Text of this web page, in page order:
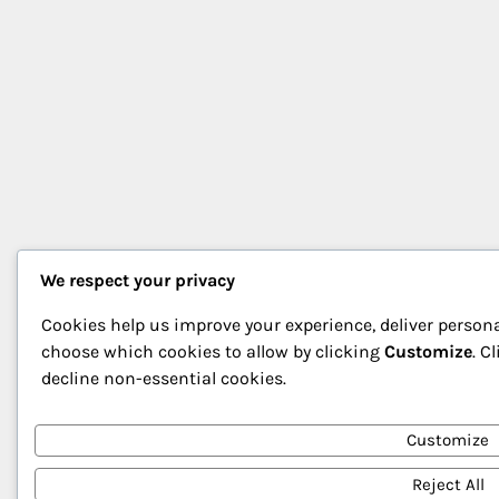
We respect your privacy
Cookies help us improve your experience, deliver
choose which cookies to allow by clicking Customize.
decline non-essential cookies.
Customize
Reject All